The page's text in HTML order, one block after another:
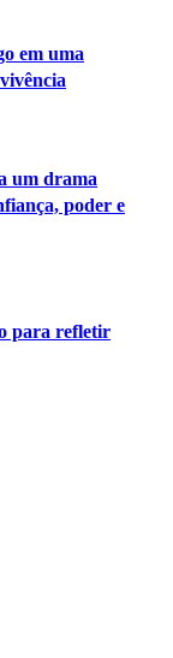
em uma
um drama
poder e
para refletir